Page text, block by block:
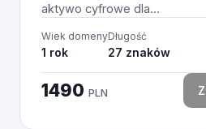
aktywo cyfrowe dla...
Wiek domeny
1 rok
Długość
27 znaków
1490 PLN